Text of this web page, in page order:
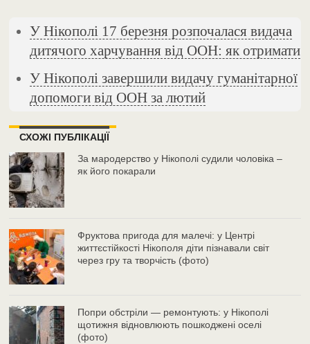
У Нікополі 17 березня розпочалася видача
дитячого харчування від ООН: як отримати
У Нікополі завершили видачу гуманітарної
допомоги від ООН за лютий
СХОЖІ ПУБЛІКАЦІЇ
За мародерство у Нікополі судили чоловіка –
як його покарали
Фруктова пригода для малечі: у Центрі
життєстійкості Нікополя діти пізнавали світ
через гру та творчість (фото)
Попри обстріли — ремонтують: у Нікополі
щотижня відновлюють пошкоджені оселі
(фото)